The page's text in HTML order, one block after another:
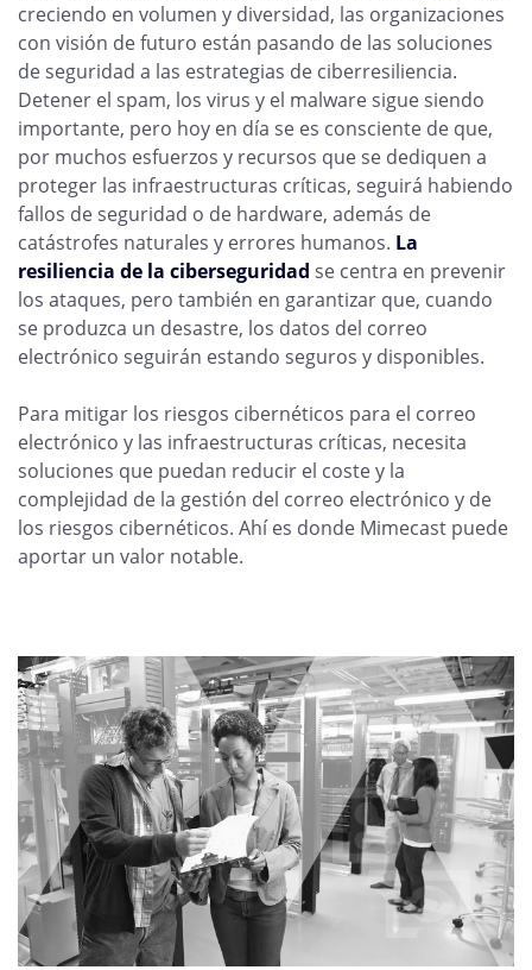
creciendo en volumen y diversidad, las organizaciones
con visión de futuro están pasando de las soluciones
de seguridad a las estrategias de ciberresiliencia.
Detener el spam, los virus y el malware sigue siendo
importante, pero hoy en día se es consciente de que,
por muchos esfuerzos y recursos que se dediquen a
proteger las infraestructuras críticas, seguirá habiendo
fallos de seguridad o de hardware, además de
catástrofes naturales y errores humanos. La
resiliencia de la ciberseguridad se centra en prevenir
los ataques, pero también en garantizar que, cuando
se produzca un desastre, los datos del correo
electrónico seguirán estando seguros y disponibles.
Para mitigar los riesgos cibernéticos para el correo
electrónico y las infraestructuras críticas, necesita
soluciones que puedan reducir el coste y la
complejidad de la gestión del correo electrónico y de
los riesgos cibernéticos. Ahí es donde Mimecast puede
aportar un valor notable.